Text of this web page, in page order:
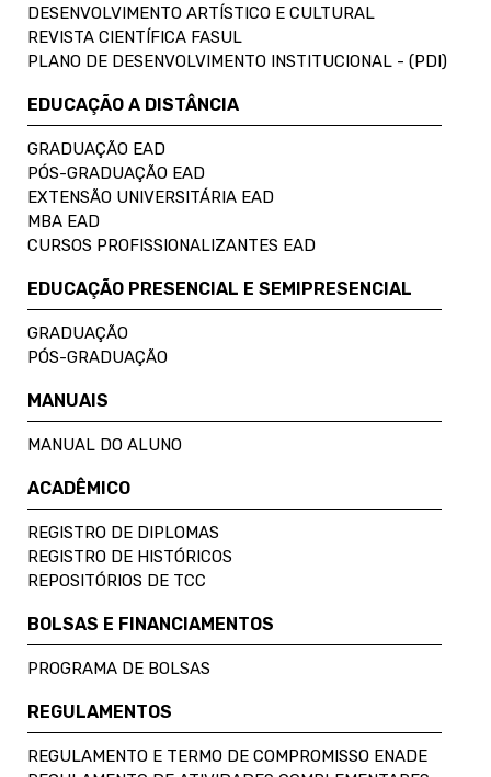
DESENVOLVIMENTO ARTÍSTICO E CULTURAL
REVISTA CIENTÍFICA FASUL
PLANO DE DESENVOLVIMENTO INSTITUCIONAL - (PDI)
EDUCAÇÃO A DISTÂNCIA
GRADUAÇÃO EAD
PÓS-GRADUAÇÃO EAD
EXTENSÃO UNIVERSITÁRIA EAD
MBA EAD
CURSOS PROFISSIONALIZANTES EAD
EDUCAÇÃO PRESENCIAL E SEMIPRESENCIAL
GRADUAÇÃO
PÓS-GRADUAÇÃO
MANUAIS
MANUAL DO ALUNO
ACADÊMICO
REGISTRO DE DIPLOMAS
REGISTRO DE HISTÓRICOS
REPOSITÓRIOS DE TCC
BOLSAS E FINANCIAMENTOS
PROGRAMA DE BOLSAS
REGULAMENTOS
REGULAMENTO E TERMO DE COMPROMISSO ENADE